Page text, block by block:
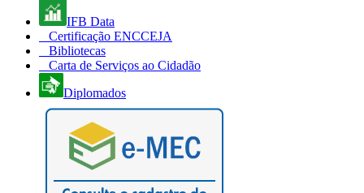
IFB Data
Certificação ENCCEJA
Bibliotecas
Carta de Serviços ao Cidadão
Diplomados